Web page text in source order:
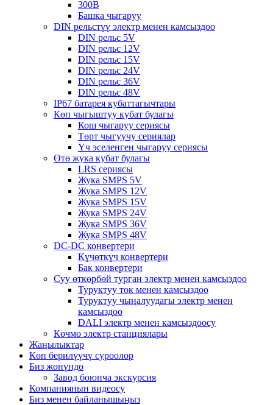
300В
Башка чыгаруу
DIN рельстүү электр менен камсыздоо
DIN рельс 5V
DIN рельс 12V
DIN рельс 15V
DIN рельс 24V
DIN рельс 36V
DIN рельс 48V
IP67 батарея кубаттагычтары
Көп чыгыштуу кубат булагы
Кош чыгаруу сериясы
Төрт чыгуучу сериялар
Үч эселенген чыгаруу сериясы
Өтө жука кубат булагы
LRS сериясы
Жука SMPS 5V
Жука SMPS 12V
Жука SMPS 15V
Жука SMPS 24V
Жука SMPS 36V
Жука SMPS 48V
DC-DC конвертери
Күчөткүч конвертери
Бак конвертери
Суу өткөрбөй турган электр менен камсыздоо
Туруктуу ток менен камсыздоо
Туруктуу чыңалуудагы электр менен
камсыздоо
DALI электр менен камсыздоосу
Көчмө электр станциялары
Жаңылыктар
Көп берилүүчү суроолор
Биз жөнүндө
Завод боюнча экскурсия
Компаниянын видеосу
Биз менен байланышыңыз